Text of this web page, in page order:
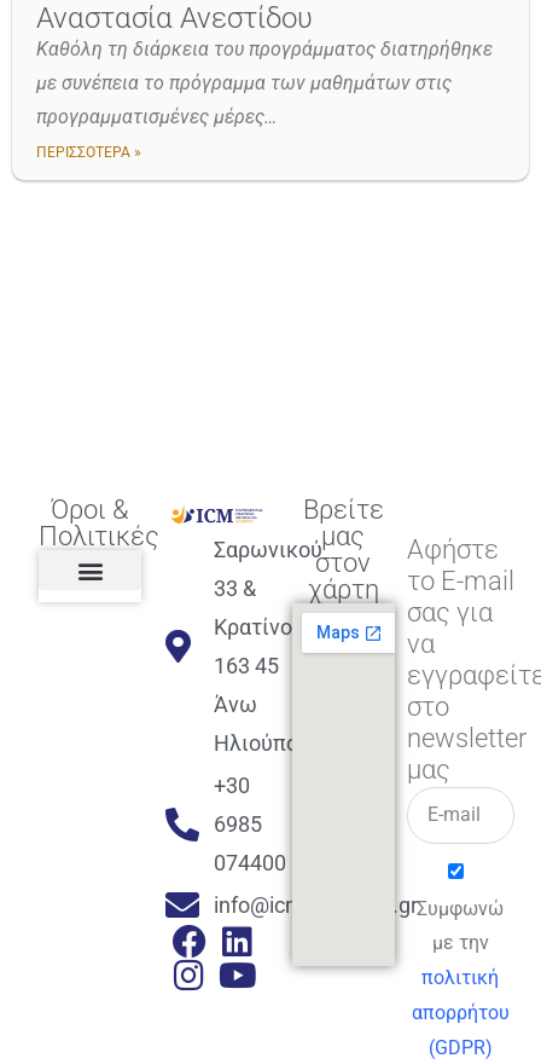
Αναστασία Ανεστίδου
Καθόλη τη διάρκεια του προγράμματος διατηρήθηκε
με συνέπεια το πρόγραμμα των μαθημάτων στις
προγραμματισμένες μέρες…
ΠΕΡΙΣΣΟΤΕΡΑ »
Όροι &
Πολιτικές
Σαρωνικού
33 &
Κρατίνου
163 45
Άνω
Ηλιούπολη
+30
6985
074400
info@icmacademy.gr
Βρείτε
μας
στον
χάρτη
Αφήστε
το E-mail
σας για
να
στο
newsletter
μας
Συμφωνώ
με την
πολιτική
απορρήτου
(GDPR)